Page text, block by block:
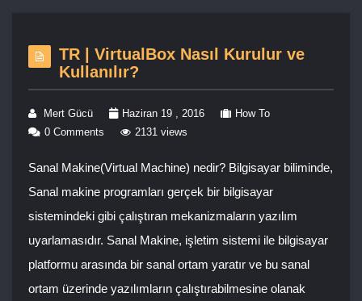
TR | VirtualBox Nasıl Kurulur ve
Kullanılır?
Mert Gücü Haziran 19 , 2016
How To
0 Comments
2131 views
Sanal Makine(Virtual Machine) nedir? Bilgisayar biliminde,
Sanal makine programları gerçek bir bilgisayar
sistemindeki gibi çalıştıran mekanizmaların yazılım
uyarlamasıdır. Sanal Makine, işletim sistemi ile bilgisayar
platformu arasında bir sanal ortam yaratır ve bu sanal
ortam üzerinde yazılımların çalıştırabilmesine olanak